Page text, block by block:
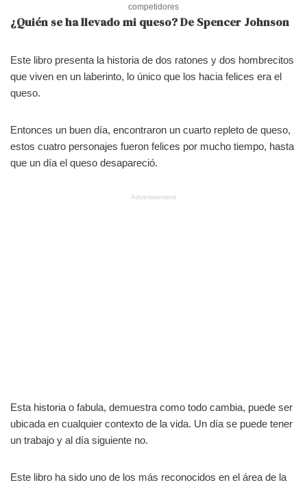
competidores
¿Quién se ha llevado mi queso? De Spencer Johnson
Este libro presenta la historia de dos ratones y dos hombrecitos
que viven en un laberinto, lo único que los hacia felices era el
queso.
Entonces un buen día, encontraron un cuarto repleto de queso,
estos cuatro personajes fueron felices por mucho tiempo, hasta
que un día el queso desapareció.
Advertisement
Esta historia o fabula, demuestra como todo cambia, puede ser
ubicada en cualquier contexto de la vida. Un día se puede tener
un trabajo y al día siguiente no.
Este libro ha sido uno de los más reconocidos en el área de la